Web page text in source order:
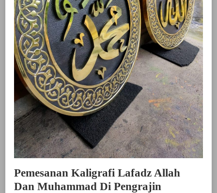
Pemesanan Kaligrafi Lafadz Allah
Dan Muhammad Di Pengrajin